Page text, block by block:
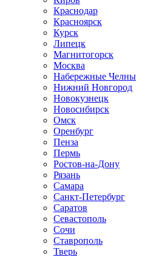
Краснодар
Красноярск
Курск
Липецк
Магнитогорск
Москва
Набережные Челны
Нижний Новгород
Новокузнецк
Новосибирск
Омск
Оренбург
Пенза
Пермь
Ростов-на-Дону
Рязань
Самара
Санкт-Петербург
Саратов
Севастополь
Сочи
Ставрополь
Тверь